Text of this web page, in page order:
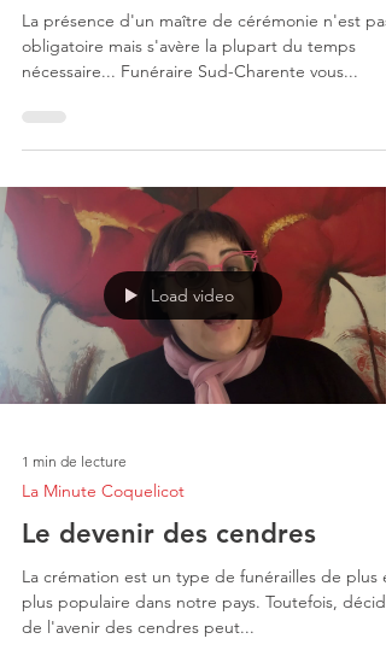
La présence d'un maître de cérémonie n'est pas
obligatoire mais s'avère la plupart du temps
nécessaire... Funéraire Sud-Charente vous...
Load video
1 min de lecture
La Minute Coquelicot
Le devenir des cendres
La crémation est un type de funérailles de plus
plus populaire dans notre pays. Toutefois,
de l'avenir des cendres peut...